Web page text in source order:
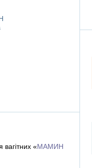
вагітних «МАМИН